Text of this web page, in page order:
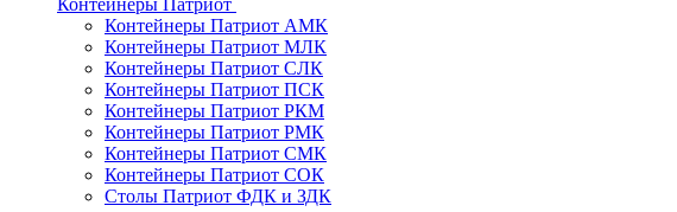
Контейнеры Патриот
Контейнеры Патриот АМК
Контейнеры Патриот МЛК
Контейнеры Патриот CЛК
Контейнеры Патриот ПСК
Контейнеры Патриот РКМ
Контейнеры Патриот РМК
Контейнеры Патриот СМК
Контейнеры Патриот СОК
Столы Патриот ФДК и ЗДК